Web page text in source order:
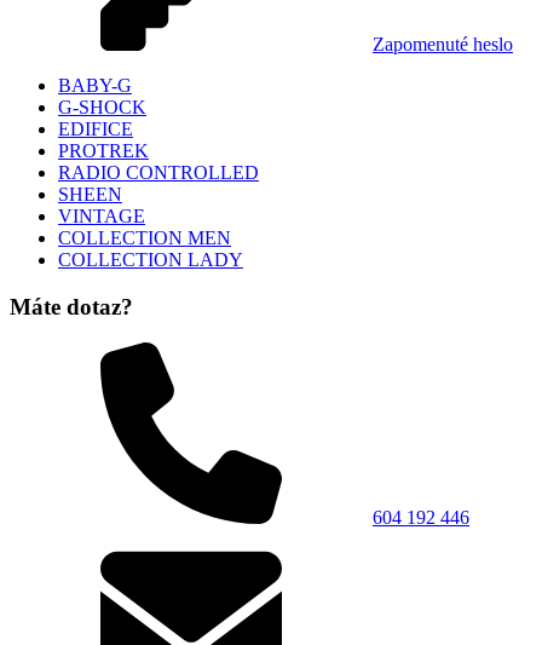
Zapomenuté heslo
BABY-G
G-SHOCK
EDIFICE
PROTREK
RADIO CONTROLLED
SHEEN
VINTAGE
COLLECTION MEN
COLLECTION LADY
Máte dotaz?
604 192 446